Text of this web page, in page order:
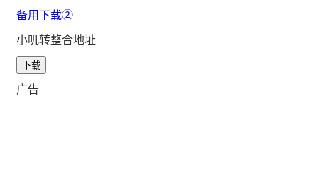
备用下载②
小叽转整合地址
下载
广告